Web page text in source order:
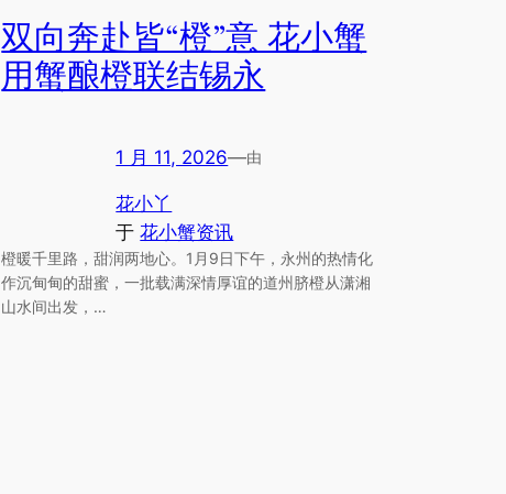
双向奔赴皆“橙”意 花小蟹
用蟹酿橙联结锡永
1 月 11, 2026—由
花小丫
于花小蟹资讯
橙暖千里路，甜润两地心。1月9日下午，永州的热情化
作沉甸甸的甜蜜，一批载满深情厚谊的道州脐橙从潇湘
山水间出发，…